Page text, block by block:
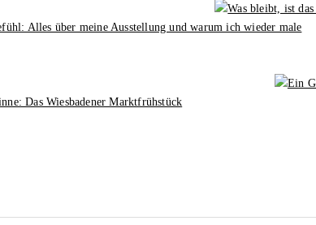
Alles über meine Ausstellung und warum ich wieder male
Das Wiesbadener Marktfrühstück